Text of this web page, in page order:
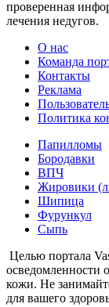
проверенная
лечения недугов.
О нас
Команда
Контакты
Реклама
Политика
Папилломы
Бородавки
ВПЧ
Жировики
Шипица
Фурункул
Сыпь
Целью портала
осведомленности
кожи. Не
для вашего